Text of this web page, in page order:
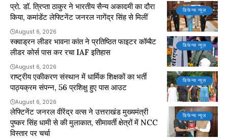
डिफेन्स न्यूज़
प्रो. डॉ. त्रिप्ता ठाकुर ने भारतीय सैन्य अकादमी का दौरा
किया, कमांडेंट लेफ्टिनेंट जनरल नागेंद्र सिंह से मिलीं
August 6, 2026
डिफेन्स न्यूज़
स्क्वाड्रन लीडर भावना कांत ने प्रतिष्ठित फाइटर कॉम्बैट
लीडर कोर्स पास कर रचा IAF इतिहास
August 6, 2026
डिफेन्स न्यूज़
राष्ट्रीय एकीकरण संस्थान में धार्मिक शिक्षकों का भर्ती
पाठ्यक्रम संपन्न, 56 प्रशिक्षु हुए पास आउट
August 6, 2026
डिफेन्स न्यूज़
लेफ्टिनेंट जनरल वीरेंद्र वत्स ने उत्तराखंड मुख्यमंत्री
पुष्कर सिंह धामी से की मुलाकात, सीमावर्ती क्षेत्रों में NCC
विस्तार पर चर्चा